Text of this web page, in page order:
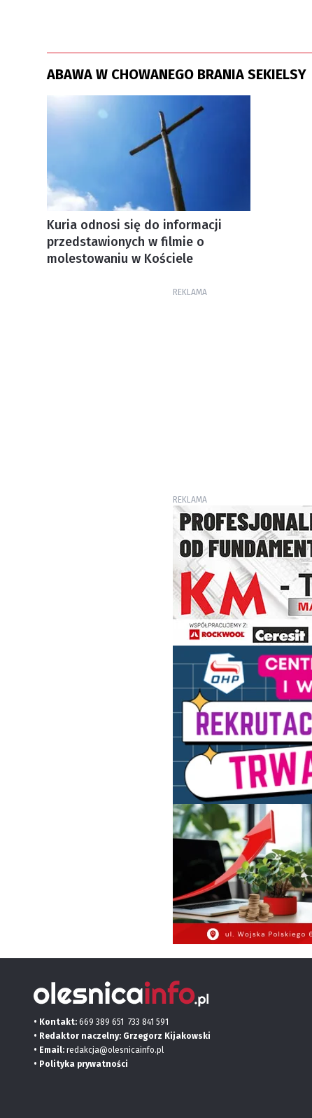
ABAWA W CHOWANEGO BRANIA SEKIELSY
Kuria odnosi się do informacji
przedstawionych w filmie o
molestowaniu w Kościele
REKLAMA
REKLAMA
• Kontakt: 669 389 651 733 841 591
• Redaktor naczelny: Grzegorz Kijakowski
• Email: redakcja@olesnicainfo.pl
• Polityka prywatności